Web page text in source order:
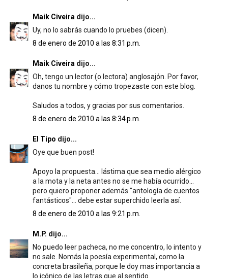
Maik Civeira dijo...
Uy, no lo sabrás cuando lo pruebes (dicen).
8 de enero de 2010 a las 8:31 p.m.
Maik Civeira dijo...
Oh, tengo un lector (o lectora) anglosajón. Por favor,
danos tu nombre y cómo tropezaste con este blog.
Saludos a todos, y gracias por sus comentarios.
8 de enero de 2010 a las 8:34 p.m.
El Tipo dijo...
Oye que buen post!
Apoyo la propuesta... lástima que sea medio alérgico
a la mota y la neta antes no se me había ocurrido...
pero quiero proponer además "antología de cuentos
fantásticos"... debe estar superchido leerla así.
8 de enero de 2010 a las 9:21 p.m.
M.P. dijo...
No puedo leer pacheca, no me concentro, lo intento y
no sale. Nomás la poesía experimental, como la
concreta brasileña, porque le doy mas importancia a
lo icónico de las letras que al sentido.